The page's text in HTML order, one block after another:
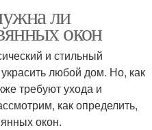
Откидные окна
ли
окон
и стильный
любой дом. Но, как
требуют ухода и
как определить,
окон.